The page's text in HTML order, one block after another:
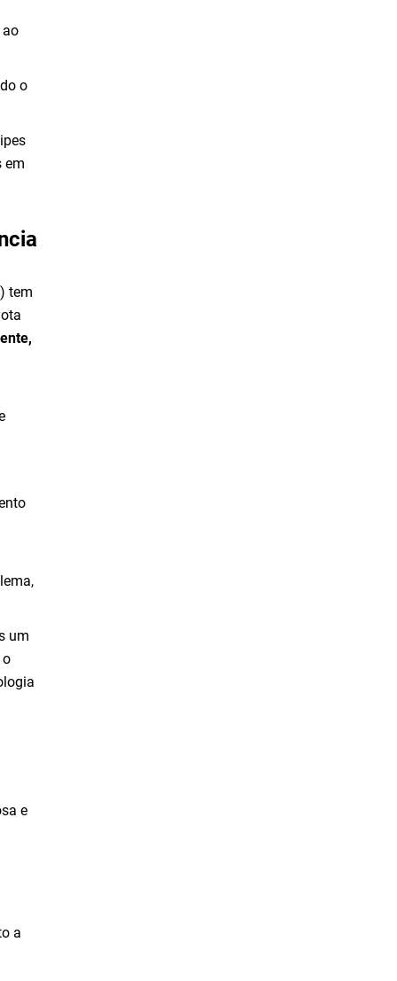
ao
o
em
tem
um
o
e
a